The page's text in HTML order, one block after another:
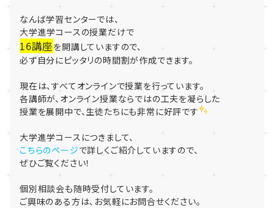
なんば学習センターでは、
大学進学コースの授業だけで
16講座を開講していますので、
必ず自分にピッタリの時間割が作成できます。
現在は、すべてオンラインで授業を行っています。
各講師が、オンライン授業ならではの工夫を凝らした
授業を展開中で、生徒たちにも非常に好評です
大学進学コースにつきまして、
こちらのページで詳しくご紹介していますので、
ぜひご覧ください！
個別相談会も随時受付しています。
ご興味のある方は、お気軽にお問合せください。